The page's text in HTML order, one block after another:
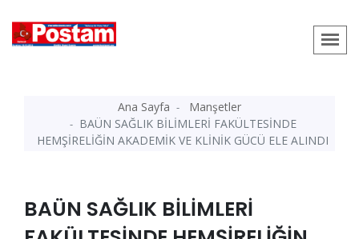
Ana Sayfa
Manşetler
BAÜN SAĞLIK BİLİMLERİ FAKÜLTESİNDE
HEMŞİRELİĞİN AKADEMİK VE KLİNİK GÜCÜ ELE ALINDI
BAÜN SAĞLIK BİLİMLERİ